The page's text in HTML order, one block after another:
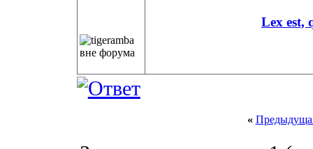
Lex est,
«